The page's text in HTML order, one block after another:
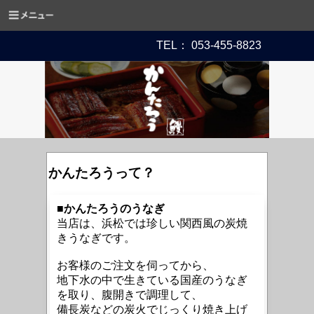
TEL： 053-455-8823
かんたろうって？
■かんたろうのうなぎ
当 店は、浜松では珍しい関西風の炭焼
きうなぎです。
お客様のご注文を伺ってから、
地下水の中で生きている 国産のうなぎ
を取り、腹開きで調理して、
備長炭などの炭火でじっくり焼き上げ